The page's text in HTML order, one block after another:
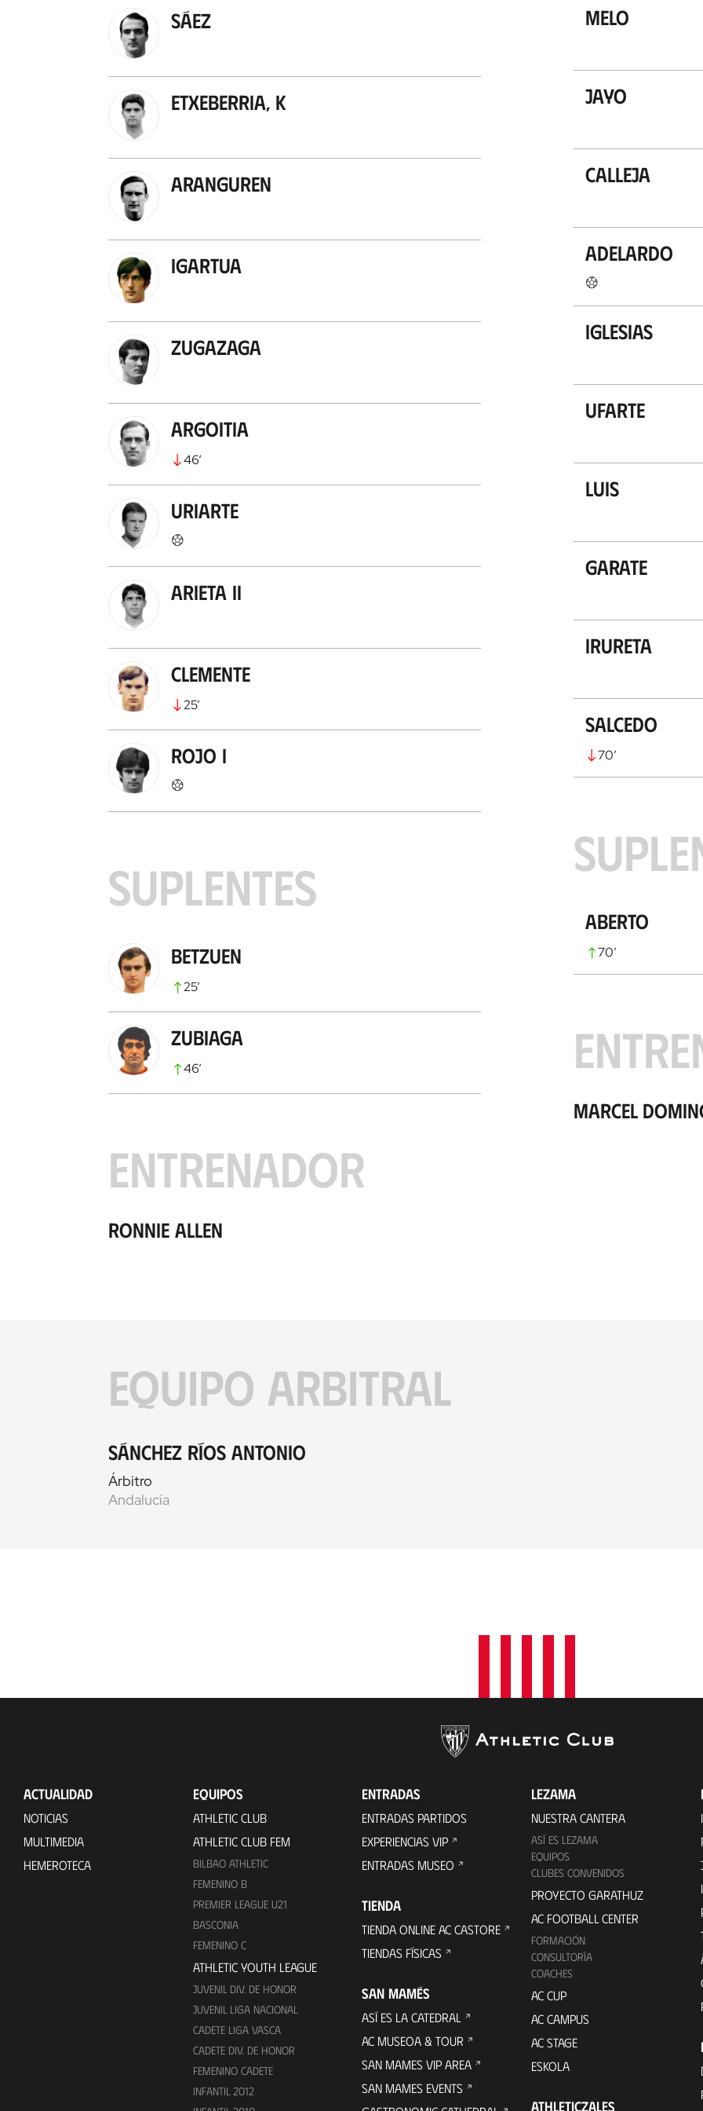
Sáez
Etxeberria, K
Aranguren
Igartua
Zugazaga
Argoitia
46’
Uriarte
Arieta II
Clemente
25’
Rojo I
SUPLENTES
Betzuen
25’
Zubiaga
46’
ENTRENADOR
Ronnie Allen
Melo
Jayo
Calleja
Adelardo
Iglesias
Ufarte
Luis
Garate
Irureta
Salcedo
70’
Aberto
70’
Marcel
EQUIPO ARBITRAL
Sánchez Ríos Antonio
Árbitro
Andalucía
ACTUALIDAD
NOTICIAS
MULTIMEDIA
HEMEROTECA
EQUIPOS
ATHLETIC CLUB
ATHLETIC CLUB FEM
BILBAO ATHLETIC
FEMENINO B
PREMIER LEAGUE U21
BASCONIA
FEMENINO C
ATHLETIC YOUTH LEAGUE
JUVENIL DIV. DE HONOR
JUVENIL LIGA NACIONAL
CADETE LIGA VASCA
CADETE DIV. DE HONOR
FEMENINO CADETE
INFANTIL 2012
ENTRADAS
ENTRADAS PARTIDOS
EXPERIENCIAS VIP
ENTRADAS MUSEO
TIENDA
TIENDA ONLINE AC CASTORE
TIENDAS FÍSICAS
SAN MAMÉS
ASÍ ES LA CATEDRAL
AC MUSEOA & TOUR
SAN MAMES VIP AREA
SAN MAMES EVENTS
LEZAMA
NUESTRA CANTERA
ASÍ ES LEZAMA
EQUIPOS
CLUBES CONVENIDOS
PROYECTO GARATHUZ
AC FOOTBALL CENTER
FORMACIÓN
CONSULTORÍA
COACHES
AC CUP
AC CAMPUS
AC STAGE
ESKOLA
ATHLETICZALES